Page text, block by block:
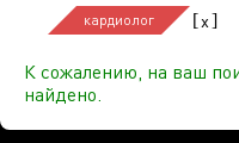
кардиолог [x]
К сожалению, на ваш
найдено.